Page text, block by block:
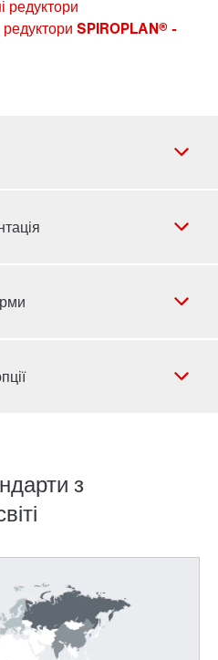
редуктори
редуктори SPIROPLAN® -
світу
всьому світі
з